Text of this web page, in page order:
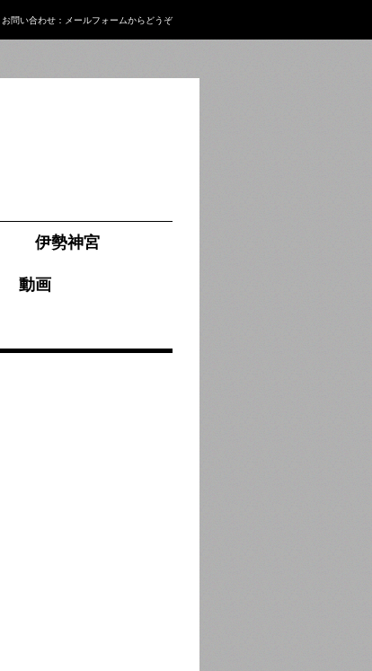
お問い合わせ： メールフォームからどうぞ
伊勢神宮
動画